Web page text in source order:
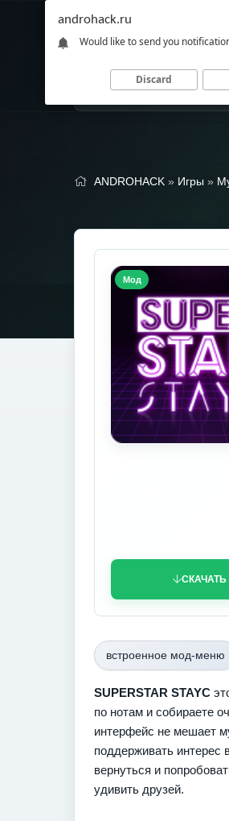
Andro
HACK
и
Главная Игры
ANDROHACK » Игры »
СКАЧАТЬ
Мод
встроенное мод-меню
SUPERSTAR STAYC
по нотам и собираете
интерфейс не мешает
поддерживать интерес
вернуться и
удивить друзей.
androhack.ru
Would like to send you
Discard